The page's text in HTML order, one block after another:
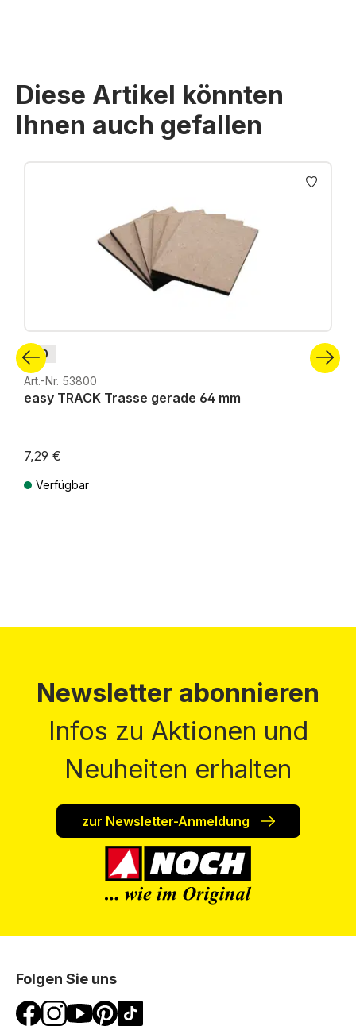
Diese Artikel könnten
Ihnen auch gefallen
Produktgalerie überspringen
H0
Art.-Nr. 53800
easy TRACK Trasse gerade 64 mm
7,29 €
Verfügbar
Newsletter abonnieren
Infos zu Aktionen und
Neuheiten erhalten
zur Newsletter-Anmeldung
Folgen Sie uns